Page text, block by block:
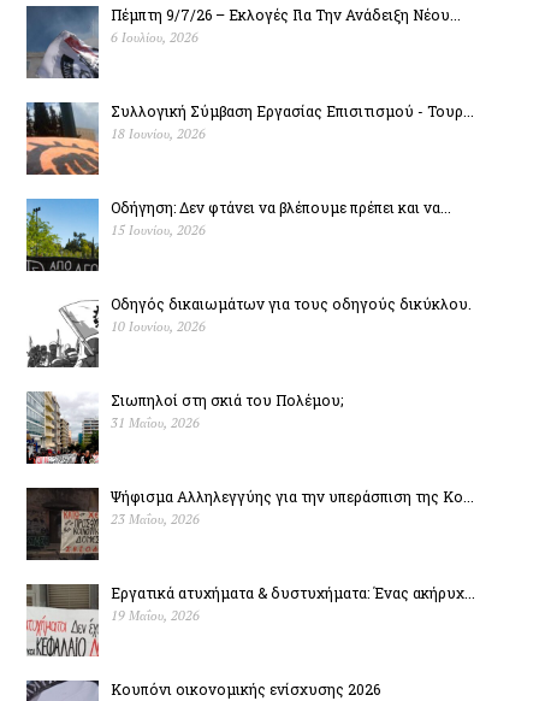
Πέμπτη 9/7/26 – Εκλογές Για Την Ανάδειξη Νέου...
6 Ιουλίου, 2026
Συλλογική Σύμβαση Εργασίας Επισιτισμού - Τουρ...
18 Ιουνίου, 2026
Οδήγηση: Δεν φτάνει να βλέπουμε πρέπει και να...
15 Ιουνίου, 2026
Οδηγός δικαιωμάτων για τους οδηγούς δικύκλου.
10 Ιουνίου, 2026
Σιωπηλοί στη σκιά του Πολέµου;
31 Μαΐου, 2026
Ψήφισμα Αλληλεγγύης για την υπεράσπιση της Κο...
23 Μαΐου, 2026
Εργατικά ατυχήματα & δυστυχήµατα: Ένας ακήρυχ...
19 Μαΐου, 2026
Κουπόνι οικονομικής ενίσχυσης 2026